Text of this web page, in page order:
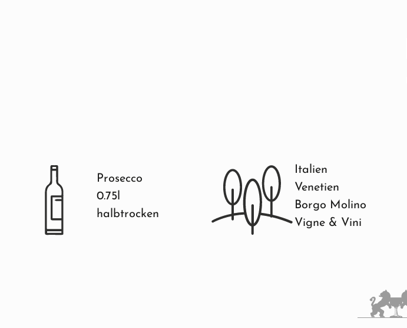
Prosecco
0.75l
halbtrocken
Italien
Venetien
Borgo Molino
Vigne & Vini